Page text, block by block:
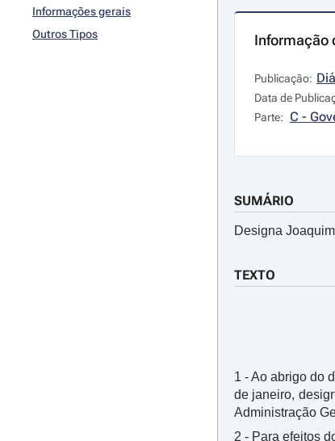
Informações gerais
Outros Tipos
Informação
Publicação:
Data de
Parte: C -
SUMÁRIO
Designa
TEXTO
1 - Ao abrigo do
de janeiro,
Administração
2 - Para efeitos